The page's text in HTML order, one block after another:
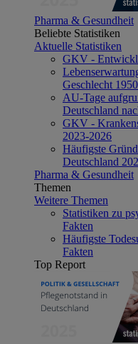
Pharma & Gesundheit
Beliebte Statistiken
Aktuelle Statistiken
GKV -
Geschlecht
AU-Tage
Deutschland
GKV -
2023-2026
Häufigste
Deutschland
Pharma & Gesundheit
Themen
Weitere Themen
Statistiken zu
Fakten
Häufigste
Fakten
Top Report